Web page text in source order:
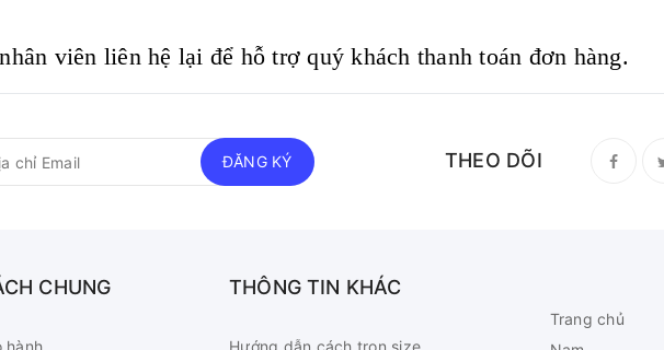
viên liên hệ lại để hỗ trợ quý khách thanh toán đơn hàng.
ĐĂNG KÝ THEO DÕI
CHUNG
hành
THÔNG TIN KHÁC
Hướng dẫn cách trọn size
Trang chủ